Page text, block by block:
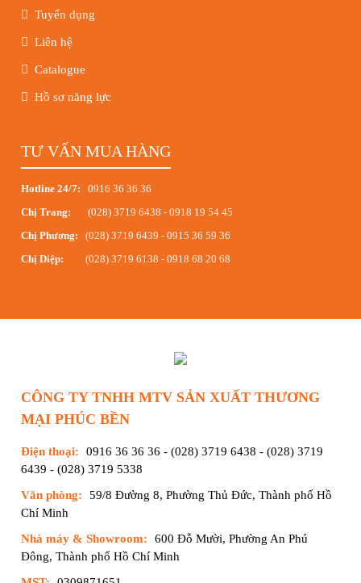
Tuyển dụng
Liên hệ
Catalogue
Hồ sơ năng lực
TƯ VẤN MUA HÀNG
Hotline 24/7:
0916 36 36 36
Chị Trang:
(028) 3719 6438 - 0918 19 54 45
Chị Phương:
(028) 3719 6439 - 0915 36 59 36
Chị Diệp:
(028) 3719 6138 - 0918 68 20 68
CÔNG TY TNHH MTV SẢN XUẤT THƯƠNG
MẠI PHÚC BỀN
Điện thoại: 0916 36 36 36 - (028) 3719 6438 - (028) 3719
6439 - (028) 3719 5338
Văn phòng:
59/8 Đường 8, Phường Thủ Đức, Thành phố Hồ
Chí Minh
Nhà máy & Showroom:
600 Đỗ Mười, Phường An Phú
Đông, Thành phố Hồ Chí Minh